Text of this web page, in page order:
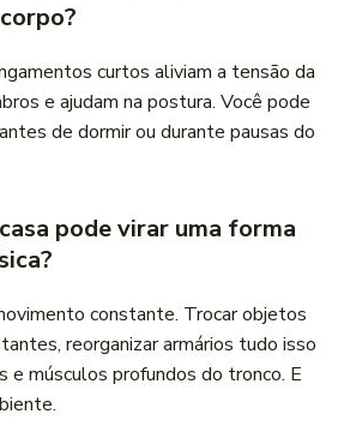
curtos aliviam a tensão da
e ajudam na postura. Você pode
de dormir ou durante pausas do
pode virar uma forma
constante. Trocar objetos
reorganizar armários tudo isso
e músculos profundos do tronco. E